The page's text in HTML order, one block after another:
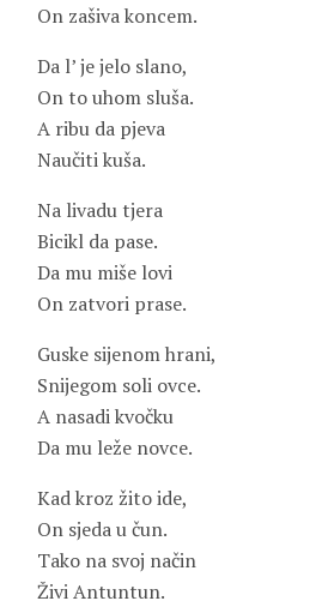
On zašiva koncem.
Da l’ je jelo slano,
On to uhom sluša.
A ribu da pjeva
Naučiti kuša.
Na livadu tjera
Bicikl da pase.
Da mu miše lovi
On zatvori prase.
Guske sijenom hrani,
Snijegom soli ovce.
A nasadi kvočku
Da mu leže novce.
Kad kroz žito ide,
On sjeda u čun.
Tako na svoj način
Živi Antuntun.